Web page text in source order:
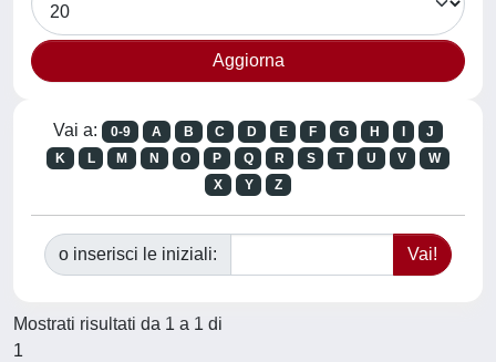
Vai a: 0-9 A B C D E F G H
J
K
L M N O P Q R S T U V
W
X
Y Z
o inserisci le iniziali:
Mostrati risultati da 1 a 1 di
1